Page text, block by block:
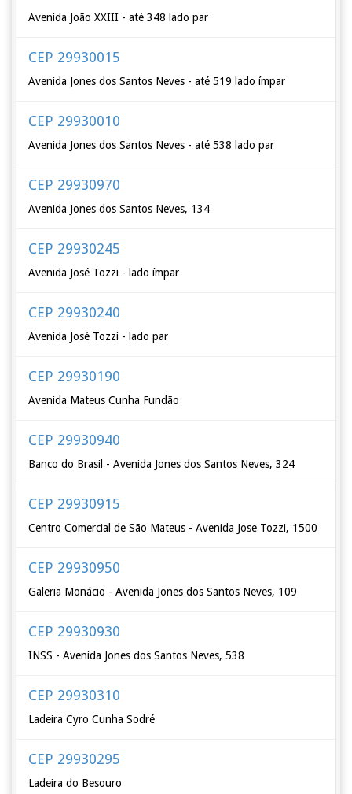
Avenida João XXIII - até 348 lado par
CEP 29930015
Avenida Jones dos Santos Neves - até 519 lado ímpar
CEP 29930010
Avenida Jones dos Santos Neves - até 538 lado par
CEP 29930970
Avenida Jones dos Santos Neves, 134
CEP 29930245
Avenida José Tozzi - lado ímpar
CEP 29930240
Avenida José Tozzi - lado par
CEP 29930190
Avenida Mateus Cunha Fundão
CEP 29930940
Banco do Brasil - Avenida Jones dos Santos Neves, 324
CEP 29930915
Centro Comercial de São Mateus - Avenida Jose Tozzi, 1500
CEP 29930950
Galeria Monácio - Avenida Jones dos Santos Neves, 109
CEP 29930930
INSS - Avenida Jones dos Santos Neves, 538
CEP 29930310
Ladeira Cyro Cunha Sodré
CEP 29930295
Ladeira do Besouro